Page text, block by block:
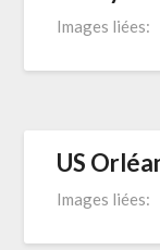
Images liées:
US
Images liées: